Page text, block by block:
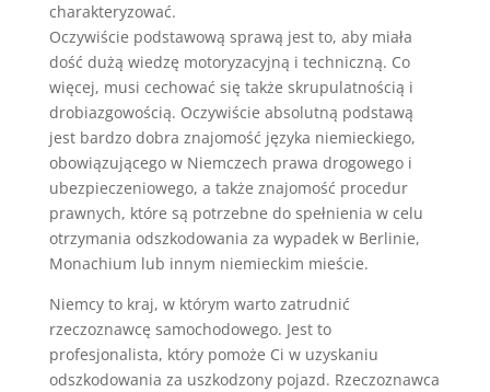
charakteryzować.
Oczywiście podstawową sprawą jest to, aby miała
dość dużą wiedzę motoryzacyjną i techniczną. Co
więcej, musi cechować się także skrupulatnością i
drobiazgowością. Oczywiście absolutną podstawą
jest bardzo dobra znajomość języka niemieckiego,
obowiązującego w Niemczech prawa drogowego i
ubezpieczeniowego, a także znajomość procedur
prawnych, które są potrzebne do spełnienia w celu
otrzymania odszkodowania za wypadek w Berlinie,
Monachium lub innym niemieckim mieście.
Niemcytokraj, wktórym wartozatrudnić
rzeczoznawcę samochodowego. Jestto
profesjonalista, którypomoże Ci wuzyskaniu
odszkodowania za uszkodzonypojazd. Rzeczoznawca